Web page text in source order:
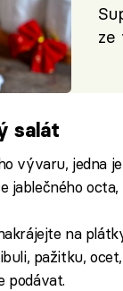
ze
salát
vývaru, jedna
jablečného
na
pažitku,
podávat.